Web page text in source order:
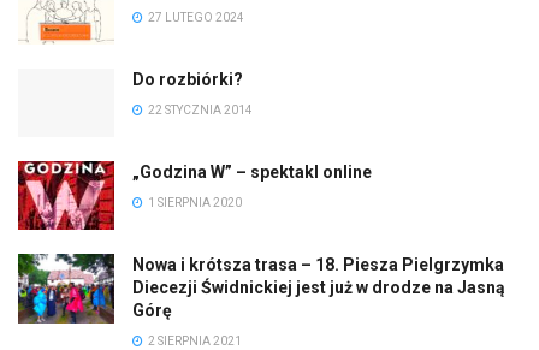
27 LUTEGO 2024
Do rozbiórki?
22 STYCZNIA 2014
„Godzina W” – spektakl online
1 SIERPNIA 2020
Nowa i krótsza trasa – 18. Piesza Pielgrzymka
Diecezji Świdnickiej jest już w drodze na Jasną
Górę
2 SIERPNIA 2021